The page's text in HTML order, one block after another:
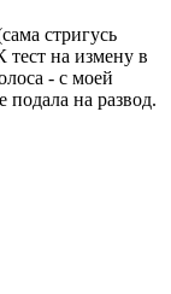
стригусь
тест на измену в
- с моей
на развод.